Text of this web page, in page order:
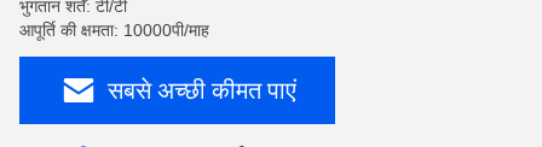
भुगतान शर्तें: टी/टी
आपूर्ति की क्षमता: 10000पी/माह
सबसे अच्छी कीमत पाएं